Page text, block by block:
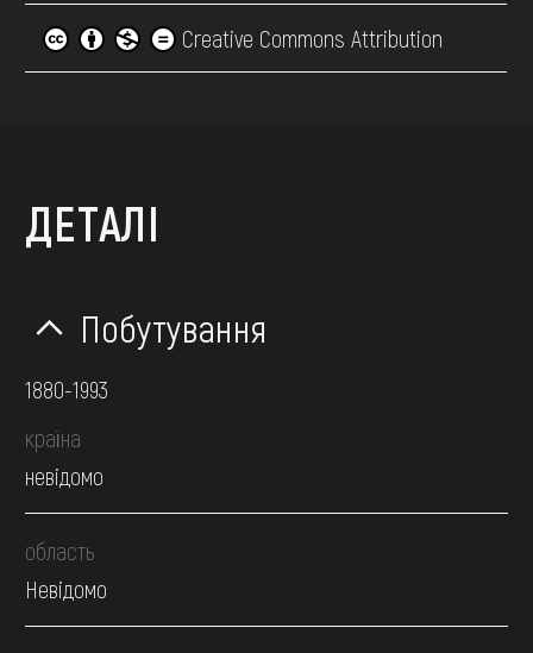
Creative Commons Attribution
ДЕТАЛІ
Побутування
1880-1993
країна
невідомо
область
Невідомо